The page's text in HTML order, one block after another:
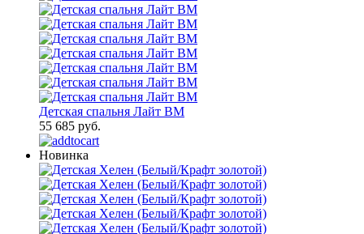
Детская спальня Лайт ВМ
55 685 руб.
Новинка